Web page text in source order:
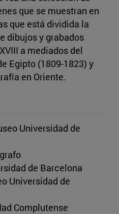
que se muestran en
que está dividida la
dibujos y grabados
a mediados del
Egipto (1809-1823) y
en Oriente.
Universidad de
de Barcelona
Universidad de
Complutense